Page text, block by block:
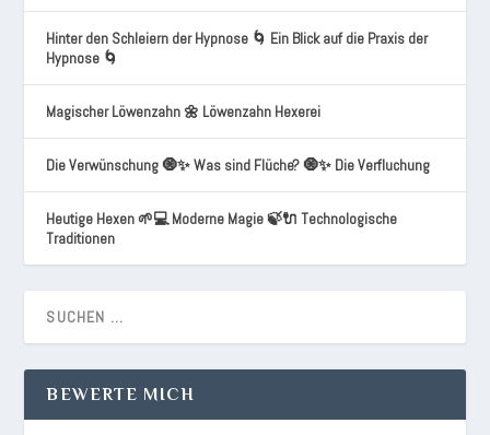
Hinter den Schleiern der Hypnose 🌀 Ein Blick auf die Praxis der
Hypnose 🌀
Magischer Löwenzahn 🌼 Löwenzahn Hexerei
Die Verwünschung 🧿✨ Was sind Flüche? 🧿✨ Die Verfluchung
Heutige Hexen 🌱💻 Moderne Magie 🍃🔌 Technologische
Traditionen
BEWERTE MICH